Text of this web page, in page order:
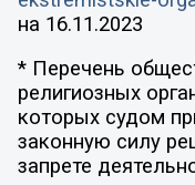
на 16.11.2023
* Перечень
религиозных
которых судом
законную силу
запрете